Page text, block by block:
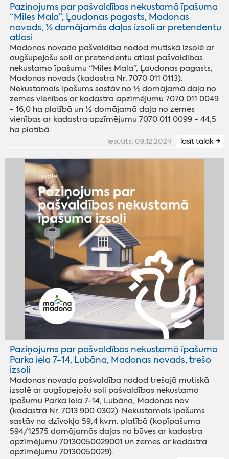
Paziņojums par pašvaldības nekustamā īpašuma
“Miles Mala”, Ļaudonas pagasts, Madonas
novads, ½ domājamās daļas izsoli ar pretendentu
atlasi
Madonas novada pašvaldība nodod mutiskā izsolē ar
augšupejošu soli ar pretendentu atlasi pašvaldības
nekustamo īpašumu “Miles Mala”, Ļaudonas pagasts,
Madonas novads (kadastra Nr. 7070 011 0113).
Nekustamais īpašums sastāv no ½ domājamā daļa no
zemes vienības ar kadastra apzīmējumu 7070 011 0049
- 16,0 ha platībā un ½ domājamā daļa no zemes
vienības ar kadastra apzīmējumu 7070 011 0099 - 44,5
ha platībā.
iesūtīts: 09.12.2024 lasīt tālāk
Paziņojums par pašvaldības nekustamā īpašuma
Parka iela 7-14, Lubāna, Madonas novads, trešo
izsoli
Madonas novada pašvaldība nodod trešajā mutiskā
izsolē ar augšupejošu soli pašvaldības nekustamo
īpašumu Parka iela 7-14, Lubāna, Madonas nov.
(kadastra Nr. 7013 900 0302). Nekustamais īpašums
sastāv no dzīvokļa 59,4 kv.m. platībā (kopīpašuma
594/12575 domājamās daļas no būves ar kadastra
apzīmējumu 70130050029001 un zemes ar kadastra
apzīmējumu 70130050029).